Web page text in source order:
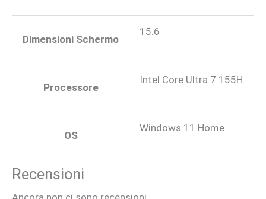
Dimensioni Schermo
15.6
Processore
Intel Core Ultra 7 155H
OS
Windows 11 Home
Recensioni